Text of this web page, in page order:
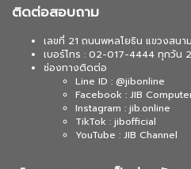
ติดต่อสอบถาม
เลขที่ 21 ถนนพหลโยธิน แขวงสน
เบอร์โทร : 02-017-4444 ทุกวัน
ช่องทางติดต่อ
Line ID : @jibonline
Facebook : JIB
Instagram : jib.online
TikTok : jibofficial
YouTube : JIB Channel